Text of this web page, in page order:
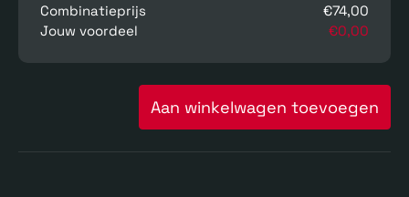
Combinatieprijs
€74,00
Jouw voordeel
€0,00
Aan winkelwagen toevoegen